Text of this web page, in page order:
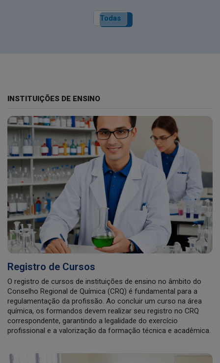
Todas
INSTITUIÇÕES DE ENSINO
Registro de Cursos
O registro de cursos de instituições de ensino no âmbito do
Conselho Regional de Química (CRQ) é fundamental para a
regulamentação da profissão. Ao concluir um curso na área
química, os formandos devem realizar seu registro no CRQ
correspondente, garantindo a legalidade do exercício
profissional e a valorização da formação técnica e acadêmica.